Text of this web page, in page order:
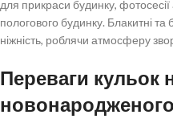
для прикраси будинку,
пологового будинку. Блакитні та
ніжність, роблячи атмосферу
Переваги кульок